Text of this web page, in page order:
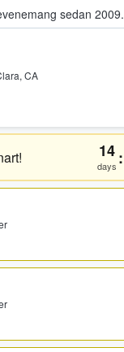
sedan 2009.
biljetter.
, CA
14
days :